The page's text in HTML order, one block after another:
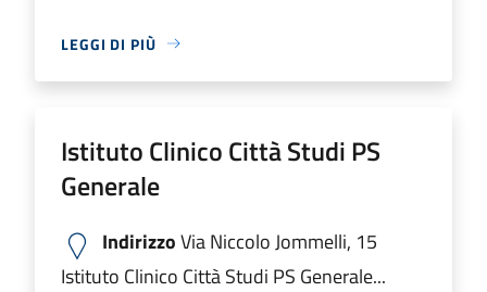
LEGGI DI PIÙ
Istituto Clinico Città Studi PS
Generale
IndirizzoVia Niccolo Jommelli, 15
Istituto Clinico Città Studi PS Generale...